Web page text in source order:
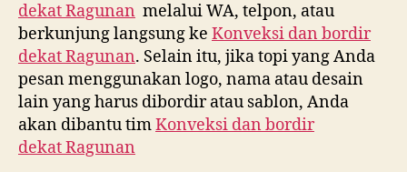
dekatRagunan melalui WA, telpon, atau
berkunjung langsung ke Konveksi dan bordir
dekatRagunan. Selain itu, jika topi yang Anda
pesan menggunakan logo, nama atau desain
lain yang harus dibordir atau sablon, Anda
akan dibantu timKonveksi dan bordir
dekatRagunan